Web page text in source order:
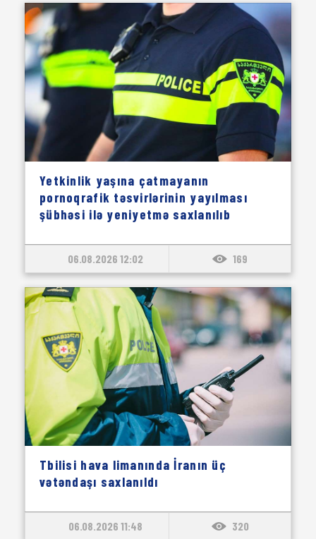
Yetkinlik yaşına çatmayanın
pornoqrafik təsvirlərinin yayılması
şübhəsi ilə yeniyetmə saxlanılıb
06.08.2026 12:02 169
Tbilisi hava limanında İranın üç
vətəndaşı saxlanıldı
06.08.2026 11:48 320